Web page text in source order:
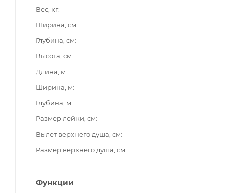
Вес, кг
Ширина, см
Глубина, см
Высота, см
Длина, м
Ширина, м
Глубина, м
Размер лейки, см
Вылет верхнего душа, см
Размер верхнего душа, см
Функции